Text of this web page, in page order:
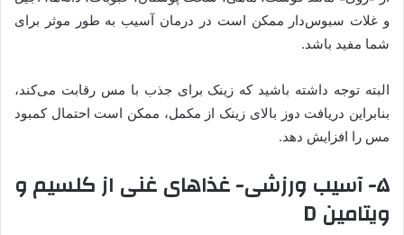
و غلات سبوس‌دار ممکن است در درمان آسیب به طور موثر برای
شما مفید باشد.
البته توجه داشته باشید که زینک برای جذب با مس رقابت می‌کند،
بنابراین دریافت دوز بالای زینک از مکمل، ممکن است احتمال کمبود
مس را افزایش دهد.
۵- آسیب ورزشی- غذاهای غنی از کلسیم و
ویتامین D